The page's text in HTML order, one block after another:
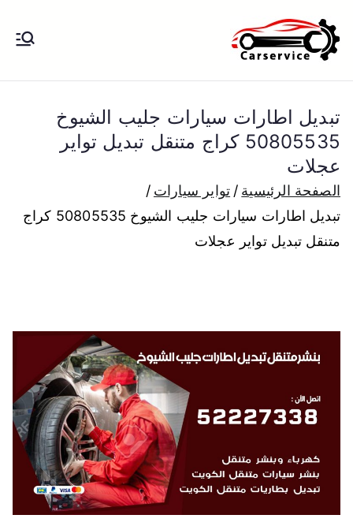
إلى
المحتوى
الكويت
بنشر متنقل الكويت كهرباء وبنشر تبديل
بارخص الاسعار
تبديل اطارات سيارات جليب الشيوخ
50805535 كراج متنقل تبديل تواير
عجلات
الصفحة الرئيسية
تواير سيارات
تبديل اطارات سيارات جليب الشيوخ 50805535 كراج
متنقل تبديل تواير عجلات